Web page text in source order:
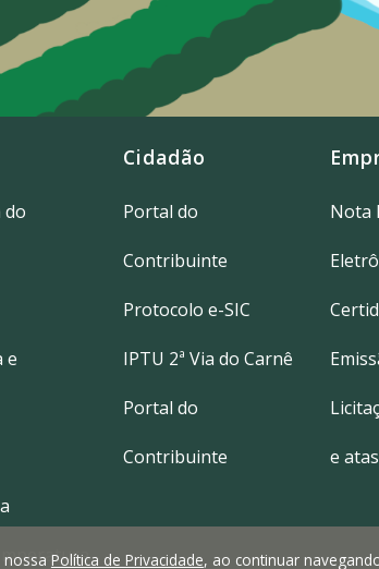
do
e
Cidadão
Portal do
Contribuinte
Protocolo e-SIC
IPTU 2ª Via do Carnê
Portal do
Contribuinte
Nota
e
Política de Privacidade, ao continuar